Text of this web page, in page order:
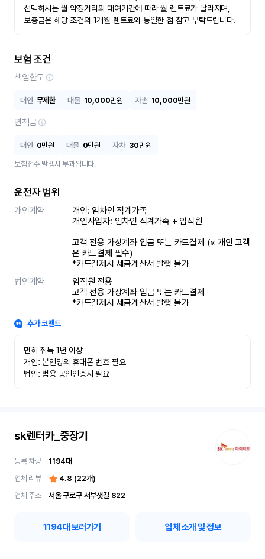
선택하시는 월 약정거리와 대여기간에 따라 월 렌트료가 달라지며,
보증금은 해당 조건의 1개월 렌트료와 동일한 점 참고 부탁드립니다.
보험 조건
책임한도
대인 무제한 대물 10,000만원 자손 10,000만원
면책금
대인 0만원 대물 0만원 자차 30만원
보험접수 발생시 부과됩니다.
운전자 범위
개인계약
개인: 임차인 직계가족
개인사업자: 임차인 직계가족 + 임직원
고객 전용 가상계좌 입금 또는 카드결제 (※ 개인 고객
은 카드결제 필수)
*카드결제시 세금계산서 발행 불가
법인계약
임직원 전용
고객 전용 가상계좌 입금 또는 카드결제
*카드결제시 세금계산서 발행 불가
추가 코멘트
면허 취득 1년 이상
개인: 본인명의 휴대폰 번호 필요
법인: 범용 공인인증서 필요
sk렌터카_중장기
등록 차량 1194대
업체 리뷰
4.8 (22개)
업체 주소
서울 구로구 서부샛길 822
1194대 보러가기 업체 소개 및 정보